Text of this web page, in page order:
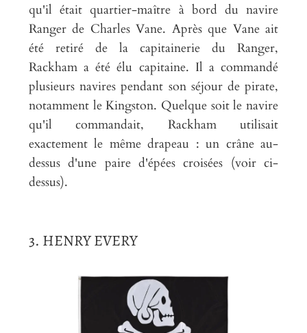
qu'il était quartier-maître à bord du navire
Ranger de Charles Vane. Après que Vane ait
été retiré de la capitainerie du Ranger,
Rackham a été élu capitaine. Il a commandé
plusieurs navires pendant son séjour de pirate,
notamment le Kingston. Quelque soit le navire
qu'il commandait, Rackham utilisait
exactement le même drapeau : un crâne au-
dessus d'une paire d'épées croisées (voir ci-
dessus).
3. HENRY EVERY